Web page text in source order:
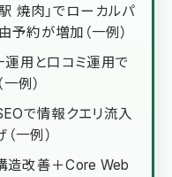
焼肉」でローカルパ
予約が増加（一例）
運用と口コミ運用で
例）
で情報クエリ流入
一例）
造改善＋Core Web